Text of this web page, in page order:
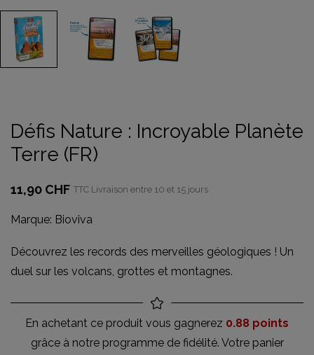
Défis Nature : Incroyable Planète
Terre (FR)
11,90 CHF TTC Livraison entre 10 et 15 jours
Marque: Bioviva
Découvrez les records des merveilles géologiques ! Un
duel sur les volcans, grottes et montagnes.
En achetant ce produit vous gagnerez 0.88 points
grâce à notre programme de fidélité. Votre panier